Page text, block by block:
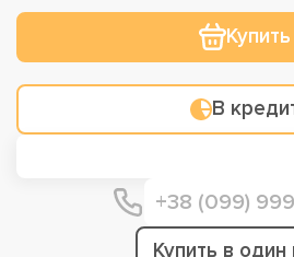
Купить
В
Купить в один